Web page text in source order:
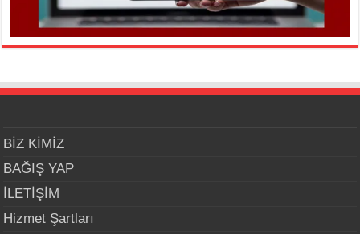
BİZ KİMİZ
BAĞIŞ YAP
İLETİŞİM
Hizmet Şartları